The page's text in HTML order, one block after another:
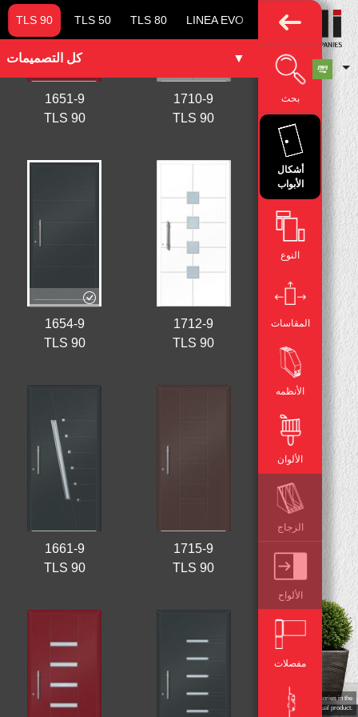
TLS 90 TLS 50 TLS 80 LINEA EVO ALULINE
1651-9
TLS 90
1710-9
TLS 90
1654-9
TLS 90
1712-9
TLS 90
1661-9
TLS 90
1715-9
TLS 90
بحث
أشكال
الأبواب
النوع
المقاسات
الأنظمه
الألوان
الزجاج
الألواح
مفصلات
1654-9
انقر لعرض
Configurator provides a digital display of the door. Differences might occur in colour, dimensions or position of accessories in the
actual product.